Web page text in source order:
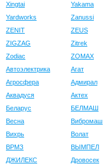
Xingtai
Yakama
Yardworks
Zanussi
ZENIT
ZEUS
ZIGZAG
Zitrek
Zodiac
ZOMAX
Автоэлектрика
Агат
Агросфера
Адмирал
Аквадуся
Актех
Беларус
БЕЛМАШ
Весна
Вибромаш
Вихрь
Волат
ВРМЗ
ВЫМПЕЛ
ДЖИЛЕКС
Дровосек